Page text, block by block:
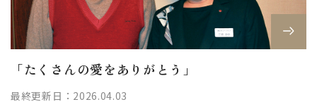
「たくさんの愛をありがとう」
最終更新日：2026.04.03